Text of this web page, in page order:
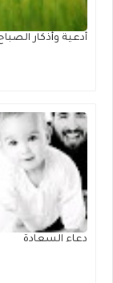
أدعية وأذكار
دعاء السعادة